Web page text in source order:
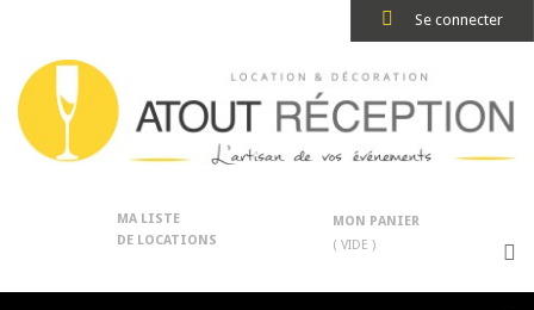
Se connecter
MA LISTE
DE LOCATIONS
MON PANIER
( VIDE )